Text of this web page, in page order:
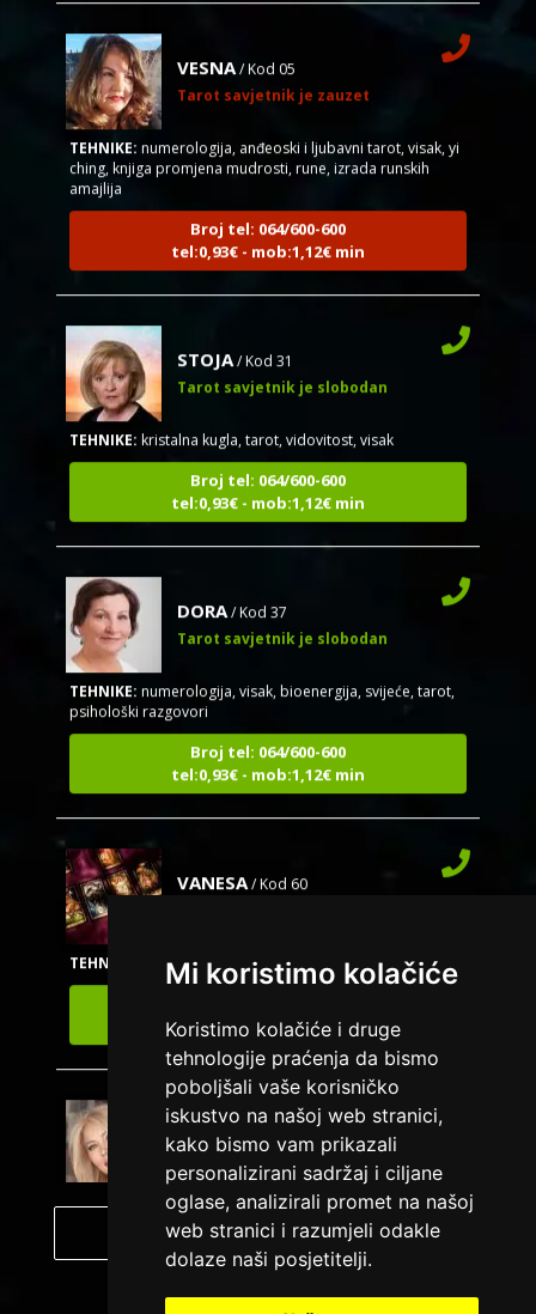
Mi koristimo kolačiće
Koristimo kolačiće i druge
tehnologije praćenja da bismo
poboljšali vaše korisničko
iskustvo na našoj web stranici,
kako bismo vam prikazali
personalizirani sadržaj i ciljane
oglase, analizirali promet na našoj
web stranici i razumjeli odakle
dolaze naši posjetitelji.
Tarot savjetnik je zauzet
TEHNIKE:numerologija, anđeoski i ljubavni tarot, visak, yi
ching, knjiga promjena mudrosti, rune, izrada runskih
amajlija
Broj tel: 064/600-600
tel:0,93€ - mob:1,12€ min
Tarot savjetnik je slobodan
TEHNIKE: kristalna kugla, tarot, vidovitost, visak
Broj tel: 064/600-600
tel:0,93€ - mob:1,12€ min
Tarot savjetnik je slobodan
TEHNIKE:numerologija, visak, bioenergija, svijeće, tarot,
psihološki razgovori
Broj tel: 064/600-600
tel:0,93€ - mob:1,12€ min
Tarot savjetnik je slobodan
TEHNIKE:
Broj tel: 064/600-600
ALBA/ Kod 24
Tarot savjetnik je zauzet
tarot, sudbinske karte, crowley, visak, molitve,
podizanje energije
Broj tel: 064/600-600
Pregled svih astro savetnika